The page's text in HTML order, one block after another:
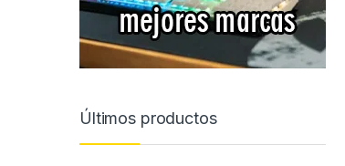
Últimos productos